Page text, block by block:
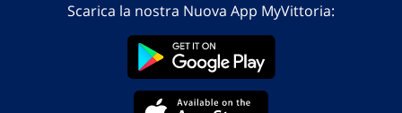
Scarica la nostra Nuova App MyVittoria: